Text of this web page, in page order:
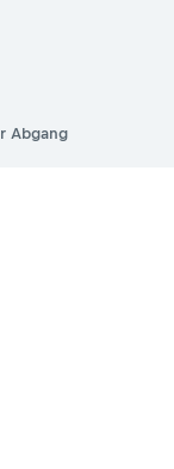
Abgang